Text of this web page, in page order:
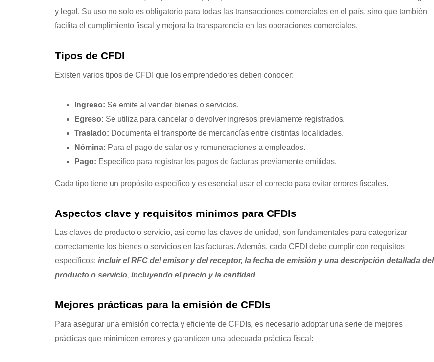
y legal. Su uso no solo es obligatorio para todas las transacciones comerciales en el país, sino que también
facilita el cumplimiento fiscal y mejora la transparencia en las operaciones comerciales.
Tipos de CFDI
Existen varios tipos de CFDI que los emprendedores deben conocer:
Ingreso: Se emite al vender bienes o servicios.
Egreso: Se utiliza para cancelar o devolver ingresos previamente registrados.
Traslado: Documenta el transporte de mercancías entre distintas localidades.
Nómina: Para el pago de salarios y remuneraciones a empleados.
Pago: Específico para registrar los pagos de facturas previamente emitidas.
Cada tipo tiene un propósito específico y es esencial usar el correcto para evitar errores fiscales.
Aspectos clave y requisitos mínimos para CFDIs
Las claves de producto o servicio, así como las claves de unidad, son fundamentales para categorizar
correctamente los bienes o servicios en las facturas. Además, cada CFDI debe cumplir con requisitos
específicos: incluir el RFC del emisor y del receptor, la fecha de emisión y una descripción detallada del
producto o servicio, incluyendo el precio y la cantidad.
Mejores prácticas para la emisión de CFDIs
Para asegurar una emisión correcta y eficiente de CFDIs, es necesario adoptar una serie de mejores
prácticas que minimicen errores y garanticen una adecuada práctica fiscal: